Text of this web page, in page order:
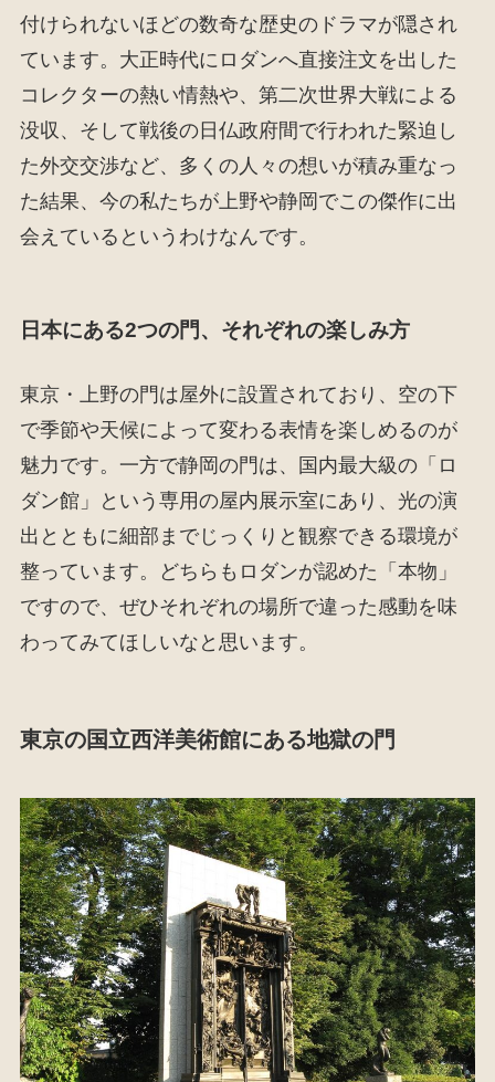
付けられないほどの数奇な歴史のドラマが隠され
ています。大正時代にロダンへ直接注文を出した
コレクターの熱い情熱や、第二次世界大戦による
没収、そして戦後の日仏政府間で行われた緊迫し
た外交交渉など、多くの人々の想いが積み重なっ
た結果、今の私たちが上野や静岡でこの傑作に出
会えているというわけなんです。
日本にある2つの門、それぞれの楽しみ方
東京・上野の門は屋外に設置されており、空の下
で季節や天候によって変わる表情を楽しめるのが
魅力です。一方で静岡の門は、国内最大級の「ロ
ダン館」という専用の屋内展示室にあり、光の演
出とともに細部までじっくりと観察できる環境が
整っています。どちらもロダンが認めた「本物」
ですので、ぜひそれぞれの場所で違った感動を味
わってみてほしいなと思います。
東京の国立西洋美術館にある地獄の門